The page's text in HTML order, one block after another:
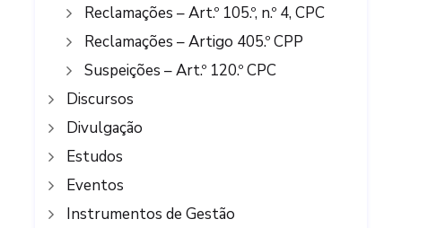
Reclamações – Art.º 105.º, n.º 4, CPC
Reclamações – Artigo 405.º CPP
Suspeições – Art.º 120.º CPC
Discursos
Divulgação
Estudos
Eventos
Instrumentos de Gestão